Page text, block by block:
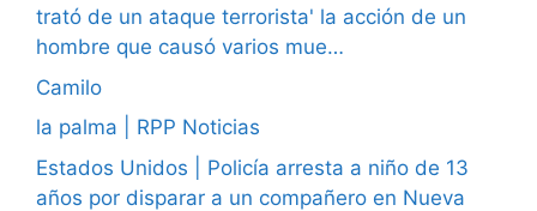
trató de un ataque terrorista' la acción de un
hombre que causó varios mue…
Camilo
la palma | RPP Noticias
Estados Unidos | Policía arresta a niño de 13
años por disparar a un compañero en Nueva